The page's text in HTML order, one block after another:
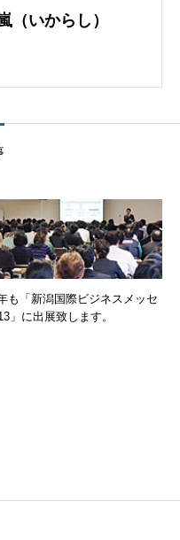
いからし）
も「新潟国際ビジネスメッセ
」に出展致します。